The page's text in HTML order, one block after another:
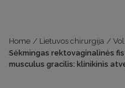
Home / Lietuvos chirurgija /
Sėkmingas rektovaginalinės
musculus gracilis: klinikinis